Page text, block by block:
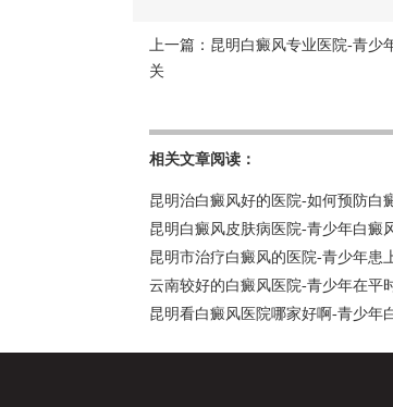
上一篇： 昆明白癜风专业医院-青少
关
相关文章阅读：
昆明治白癜风好的医院-如何预防白
昆明白癜风皮肤病医院-青少年白癜
昆明市治疗白癜风的医院-青少年患
云南较好的白癜风医院-青少年在平
昆明看白癜风医院哪家好啊-青少年